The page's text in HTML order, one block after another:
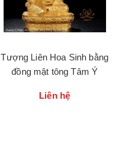
Tượng Liên Hoa Sinh bằng
đồng mật tông Tâm Ý
Liên hệ